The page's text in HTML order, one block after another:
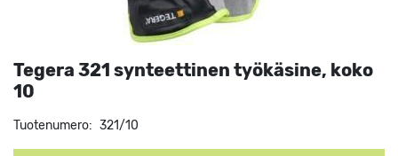
Tegera 321 synteettinen työkäsine, koko
10
Tuotenumero: 321/10